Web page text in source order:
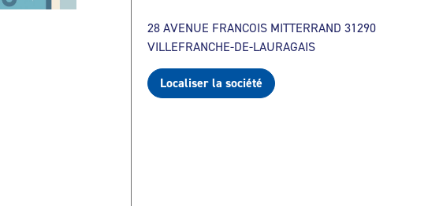
28 AVENUE FRANCOIS MITTERRAND 31290
VILLEFRANCHE-DE-LAURAGAIS
Localiser la société